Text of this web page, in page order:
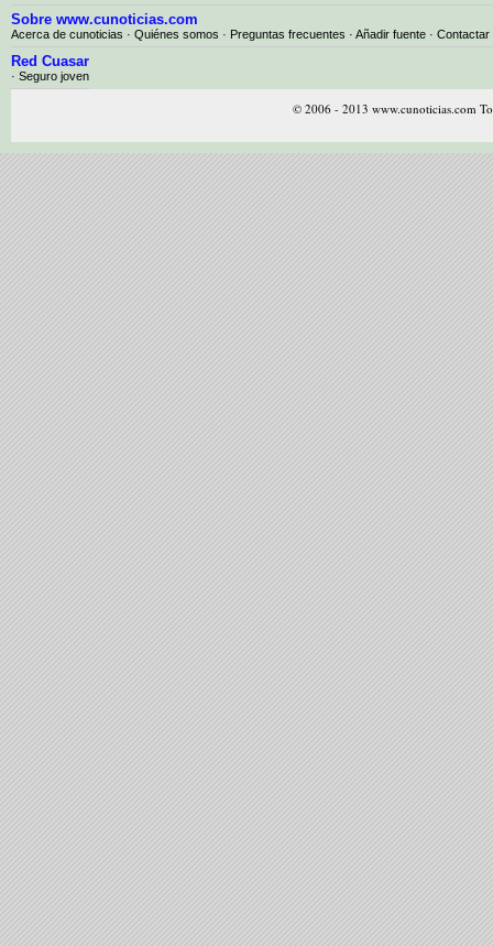
Sobre www.cunoticias.com
Acerca de cunoticias · Quiénes somos · Preguntas frecuentes · Añadir fuente · Contactar
Red Cuasar
· Seguro joven
© 2006 - 2013 www.cunoticias.com